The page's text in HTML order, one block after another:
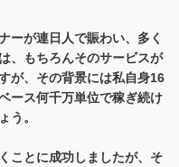
ーが連日人で賑わい、多く
、もちろんそのサービスが
が、その背景には私自身16
ース何千万単位で稼ぎ続け
う。
ことに成功しましたが、そ